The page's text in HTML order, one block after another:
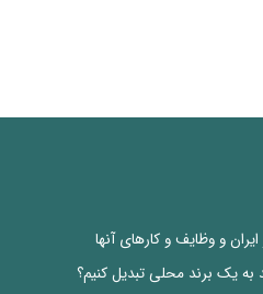
و وظایف و کارهای آنها
یک برند محلی تبدیل کنیم؟